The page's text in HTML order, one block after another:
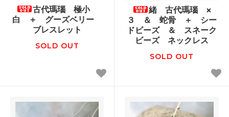
古代瑪瑙 極小
白 ＋ グーズベリー
ブレスレット
SOLD OUT
緒 古代瑪瑙 ×
３ ＆ 蛇骨 ＋ シー
ドビーズ ＆ スネーク
ビーズ ネックレス
SOLD OUT